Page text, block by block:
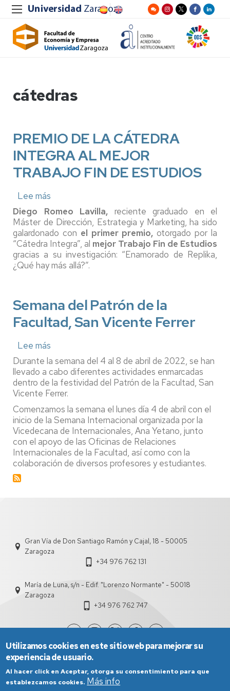
cátedras
PREMIO DE LA CÁTEDRA
INTEGRA AL MEJOR
TRABAJO FIN DE ESTUDIOS
Lee más
PREMIO
DE
LA
CÁTEDRA
INTEGRA
AL
MEJOR
ESTUDIOS
Diego Romeo Lavilla, reciente graduado en el
Máster de Dirección, Estrategia y Marketing, ha sido
galardonado con el primer premio,otorgado por la
“Cátedra Integra”, al mejor Trabajo Fin de Estudios
gracias a su investigación: “Enamorado de Replika,
¿Qué hay más allá?”.
Semana del Patrón de la
Facultad, San Vicente Ferrer
Lee más
del
Patrón
de
la
Facultad,
San
Vicente
Ferrer
Durante la semana del 4 al 8 de abril de 2022, se han
llevado a cabo diferentes actividades enmarcadas
dentro de la festividad del Patrón de la Facultad, San
Vicente Ferrer.
Comenzamos la semana el lunes día 4 de abril con el
inicio de la Semana Internacional organizada por la
Vicedecana de Internacionales, Ana Yetano, junto
con el apoyo de las Oficinas de Relaciones
Internacionales de la Facultad, así como con la
colaboración de diversos profesores y estudiantes.
Gran Vía de Don Santiago Ramón y Cajal, 18 - 50005
Zaragoza
+34 976 762 131
María de Luna, s/n - Edif. "Lorenzo Normante" - 50018
Zaragoza
+34 976 762 747
Utilizamos cookies en este sitio web para mejorar su
experiencia de usuario.
Al hacer click en Aceptar, otorga su consentimiento para que
establezcamos cookies. Más info